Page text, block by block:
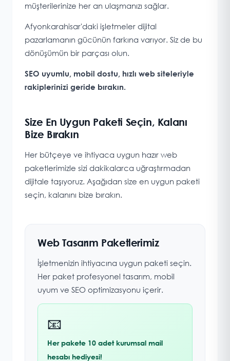
müşterilerinize her an ulaşmanızı sağlar.
Afyonkarahisar'daki işletmeler dijital
pazarlamanın gücünün farkına varıyor. Siz de bu
dönüşümün bir parçası olun.
SEO uyumlu, mobil dostu, hızlı web siteleriyle
rakiplerinizi geride bırakın.
Size En Uygun Paketi Seçin, Kalanı
Bize Bırakın
Her bütçeye ve ihtiyaca uygun hazır web
paketlerimizle sizi dakikalarca uğraştırmadan
dijitale taşıyoruz. Aşağıdan size en uygun paketi
seçin, kalanını bize bırakın.
Web Tasarım Paketlerimiz
İşletmenizin ihtiyacına uygun paketi seçin.
Her paket profesyonel tasarım, mobil
uyum ve SEO optimizasyonu içerir.
📧
Her pakete 10 adet kurumsal mail
hesabı hediyesi!